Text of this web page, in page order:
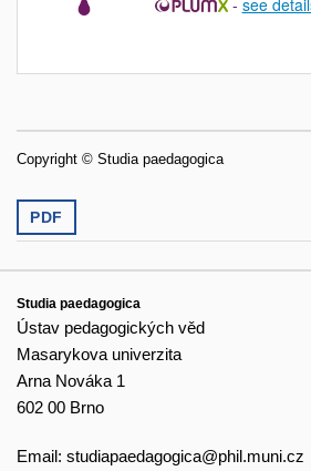
- see
Copyright © Studia paedagogica
PDF
Studia paedagogica
Ústav pedagogických věd
Masarykova univerzita
Arna Nováka 1
602 00 Brno
Email: studiapaedagogica@phil.muni.cz